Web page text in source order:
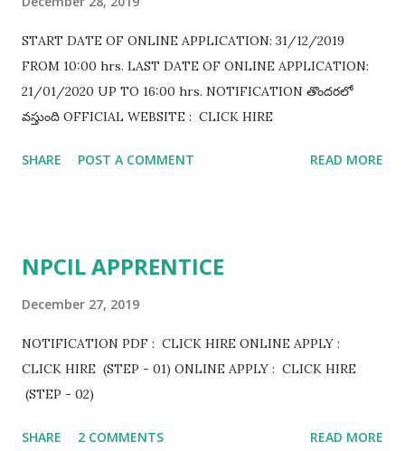
START DATE OF ONLINE APPLICATION: 31/12/2019
FROM 10:00 hrs. LAST DATE OF ONLINE APPLICATION:
21/01/2020 UP TO 16:00 hrs. NOTIFICATION తొందరలో
వస్తుంది OFFICIAL WEBSITE : CLICK HIRE
SHARE POST A COMMENT READ MORE
NPCIL APPRENTICE
December 27, 2019
NOTIFICATION PDF : CLICK HIRE ONLINE APPLY :
CLICK HIRE (STEP - 01) ONLINE APPLY : CLICK HIRE
(STEP - 02)
SHARE 2 COMMENTS READ MORE